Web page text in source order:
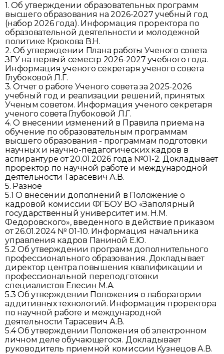
1. Об утверждении образовательных программ
высшего образования на 2026-2027 учебный год
(набор 2026 года). Информация проректора по
образовательной деятельности и молодежной
политике Крюкова В.Н.
2. Об утверждении Плана работы Ученого совета
ЗГУ на первый семестр 2026-2027 учебного года.
Информация ученого секретаря ученого совета
Глубоковой Л.Г.
3. Отчет о работе Ученого совета за 2025-2026
учебный год и реализации решений, принятых
Ученым советом. Информация ученого секретаря
ученого совета Глубоковой Л.Г.
4. О внесении изменений в Правила приема на
обучение по образовательным программам
высшего образования - программам подготовки
научных и научно-педагогических кадров в
аспирантуре от 20.01.2026 года №01-2. Докладывает
проректор по научной работе и международной
деятельности Тарасевич А.В.
5. Разное
5.1 О внесении дополнений в Положение о
кадровой комиссии ФГБОУ ВО «Заполярный
государственный университет им. Н.М.
Федоровского», введенного в действие приказом
от 26.01.2024 № 01-10. Информация начальника
управления кадров Паниной Е.Ю.
5.2 Об утверждении программ дополнительного
профессионального образования. Докладывает
директор центра повышения квалификации и
профессиональной переподготовки
специалистов Елесин М.А.
5.3 Об утверждении Положения о лаборатории
аддитивных технологий. Информация проректора
по научной работе и международной
деятельности Тарасевич А.В.
5.4 Об утверждении Положения об электронном
личном деле обучающегося. Докладывает
руководитель приемной комиссии Кузнецов А.В.